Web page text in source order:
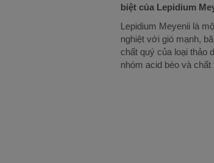
biệt của Lepidium
Lepidium Meyenii là
nghiệt với gió mạnh,
chất quý của loại thảo
nhóm acid béo và